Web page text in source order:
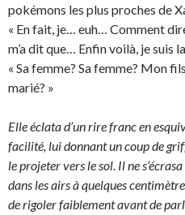
pokémons les plus proches de
« En fait, je… euh… Comment
m’a dit que… Enfin voilà, je suis
« Sa femme? Sa femme? Mon
marié? »
Elle éclata d’un rire franc en
facilité, lui donnant un coup de
le projeter vers le sol. Il ne
dans les airs à quelques
de rigoler faiblement avant de